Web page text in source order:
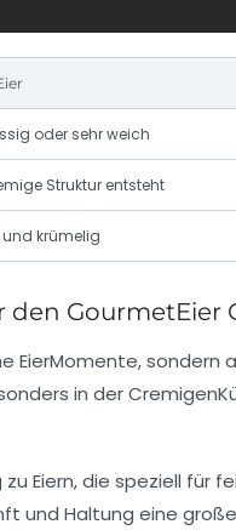
oder sehr weich
Struktur entsteht
und krümelig
den GourmetEier
EierMomente, sondern
in der
Eiern, die speziell für
und Haltung eine